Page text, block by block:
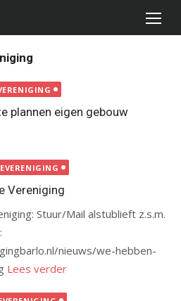
plannen eigen gebouw
Vereniging
Stuur/Mail alstublieft z.s.m.
nieuws/we-hebben-
Lees verder